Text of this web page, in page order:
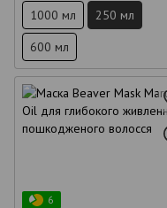
1000 мл
250 мл
600 мл
6